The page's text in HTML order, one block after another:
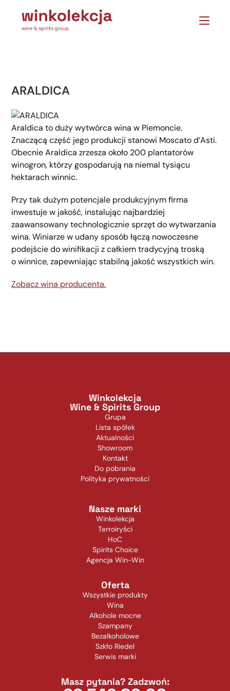
ARALDICA
Araldica to duży wytwórca wina w Piemoncie.
Znaczącą część jego produkcji stanowi Moscato d’Asti.
Obecnie Araldica zrzesza około 200 plantatorów
winogron, którzy gospodarują na niemal tysiącu
hektarach winnic.
Przy tak dużym potencjale produkcyjnym firma
inwestuje w jakość, instalując najbardziej
zaawansowany technologicznie sprzęt do wytwarzania
wina. Winiarze w udany sposób łączą nowoczesne
podejście do winifikacji z całkiem tradycyjną troską
o winnice, zapewniając stabilną jakość wszystkich win.
Zobacz wina producenta.
Winkolekcja
Wine & Spirits Group
Grupa
Lista spółek
Aktualności
Showroom
Kontakt
Do pobrania
Polityka prywatności
Nasze marki
Winkolekcja
Terroiryści
HoC
Spirits Choice
Agencja Win-Win
Oferta
Wszystkie produkty
Wina
Alkohole mocne
Szampany
Bezalkoholowe
Szkło Riedel
Serwis marki
Masz pytania? Zadzwoń: